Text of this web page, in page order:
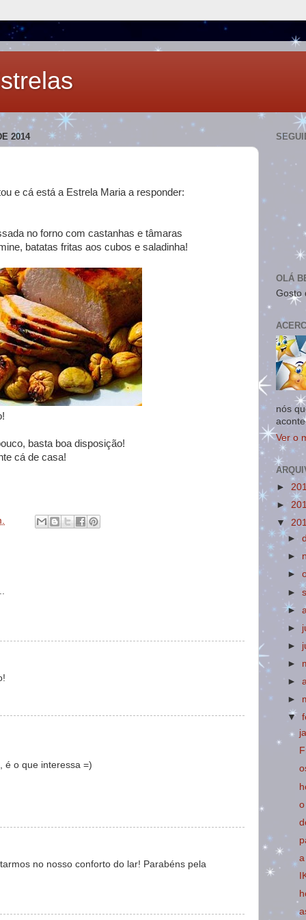
2014
e cá está a Estrela Maria a responder:
no forno com castanhas e tâmaras
batatas fritas aos cubos e saladinha!
basta boa disposição!
cá de casa!
é o que interessa =)
no nosso conforto do lar! Parabéns pela
OLÁ
Gosto
nós
Ver o
►
►
▼
►
►
►
►
►
►
►
►
►
►
▼